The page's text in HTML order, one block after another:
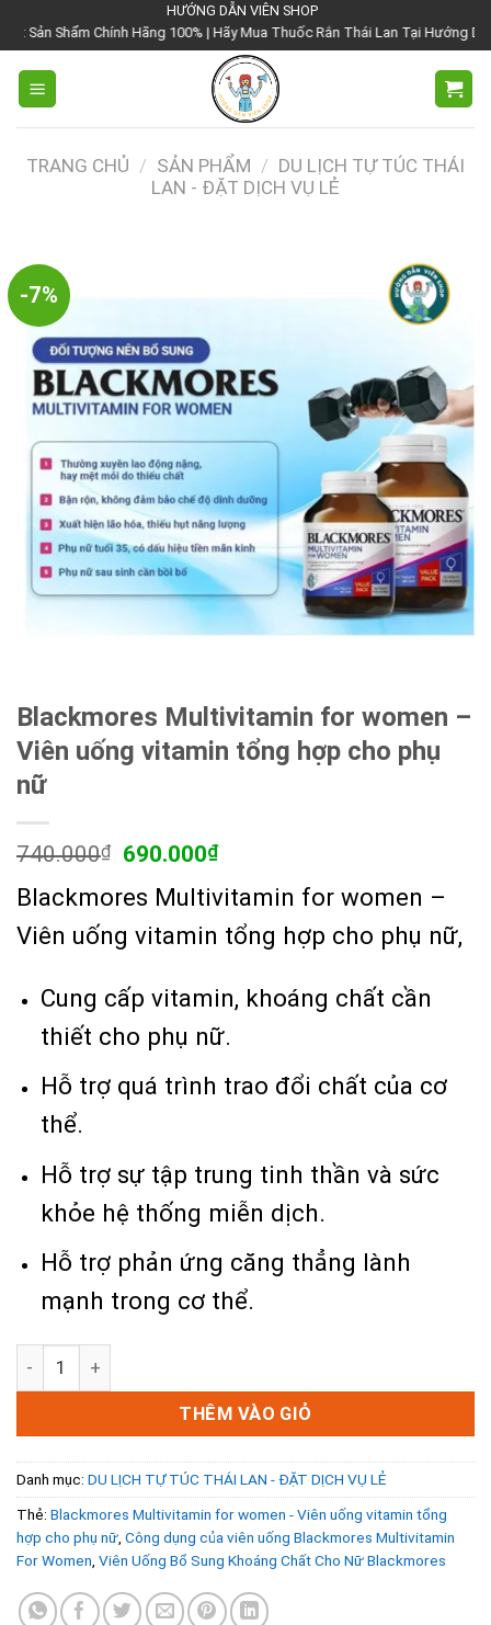
đến
nội
dung
HƯỚNG DẪN VIÊN SHOP
Chính Hãng 100% | Hãy Mua Thuốc Rắn Thái Lan Tại Hướng Dẫn Viên Shop
TRANG CHỦ / SẢN PHẨM / DU LỊCH TỰ TÚC THÁI
LAN - ĐẶT DỊCH VỤ LẺ
-7%
Blackmores Multivitamin for women –
Viên uống vitamin tổng hợp cho phụ
nữ
740.000₫
Giá
là:
740.000₫.
690.000₫Giá
tại
là:
690.000₫.
Blackmores Multivitamin for women –
Viên uống vitamin tổng hợp cho phụ nữ,
Cung cấp vitamin, khoáng chất cần
thiết cho phụ nữ.
Hỗ trợ quá trình trao đổi chất của cơ
thể.
Hỗ trợ sự tập trung tinh thần và sức
khỏe hệ thống miễn dịch.
Hỗ trợ phản ứng căng thẳng lành
mạnh trong cơ thể.
Blackmores Multivitamin for women - Viên uống vitamin
THÊM VÀO GIỎ
Danh mục: DU LỊCH TỰ TÚC THÁI LAN - ĐẶT DỊCH VỤ LẺ
Thẻ: Blackmores Multivitamin for women - Viên uống vitamin tổng
hợp cho phụ nữ Công dụng của viên uống Blackmores Multivitamin
For Women Viên Uống Bổ Sung Khoáng Chất Cho Nữ Blackmores